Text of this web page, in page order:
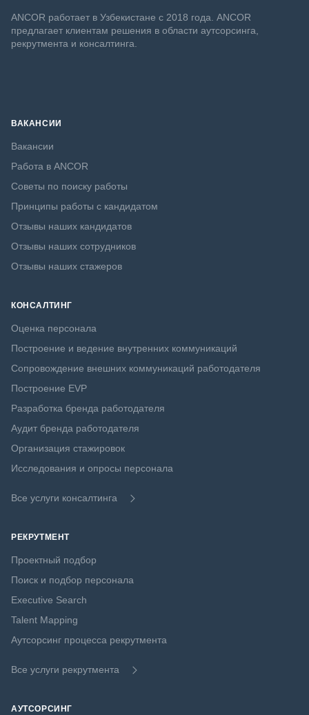
ANСOR работает в Узбекистане с 2018 года. ANCOR
предлагает клиентам решения в области аутсорсинга,
рекрутмента и консалтинга.
ВАКАНСИИ
Вакансии
Работа в ANCOR
Советы по поиску работы
Принципы работы с кандидатом
Отзывы наших кандидатов
Отзывы наших сотрудников
Отзывы наших стажеров
КОНСАЛТИНГ
Оценка персонала
Построение и ведение внутренних коммуникаций
Сопровождение внешних коммуникаций работодателя
Построение EVP
Разработка бренда работодателя
Аудит бренда работодателя
Организация стажировок
Исследования и опросы персонала
Все услуги консалтинга
РЕКРУТМЕНТ
Проектный подбор
Поиск и подбор персонала
Executive Search
Talent Mapping
Аутсорсинг процесса рекрутмента
Все услуги рекрутмента
АУТСОРСИНГ